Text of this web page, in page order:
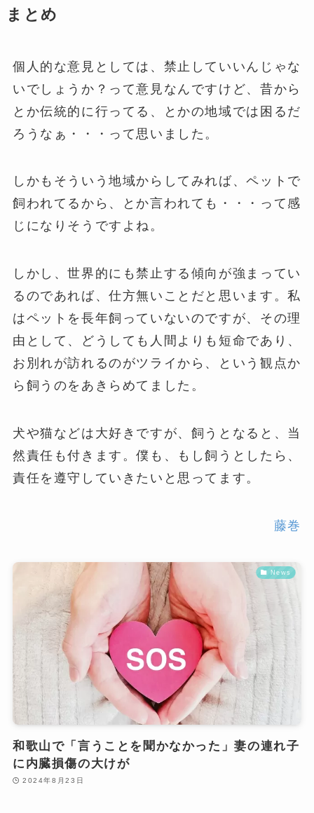
まとめ
個人的な意見としては、禁止していいんじゃな
いでしょうか？って意見なんですけど、昔から
とか伝統的に行ってる、とかの地域では困るだ
ろうなぁ・・・って思いました。
しかもそういう地域からしてみれば、ペットで
飼われてるから、とか言われても・・・って感
じになりそうですよね。
しかし、世界的にも禁止する傾向が強まってい
るのであれば、仕方無いことだと思います。私
はペットを長年飼っていないのですが、その理
由として、どうしても人間よりも短命であり、
お別れが訪れるのがツライから、という観点か
ら飼うのをあきらめてました。
犬や猫などは大好きですが、飼うとなると、当
然責任も付きます。僕も、もし飼うとしたら、
責任を遵守していきたいと思ってます。
藤巻
News
和歌山で「言うことを聞かなかった」妻の連れ子
に内臓損傷の大けが
2024年8月23日